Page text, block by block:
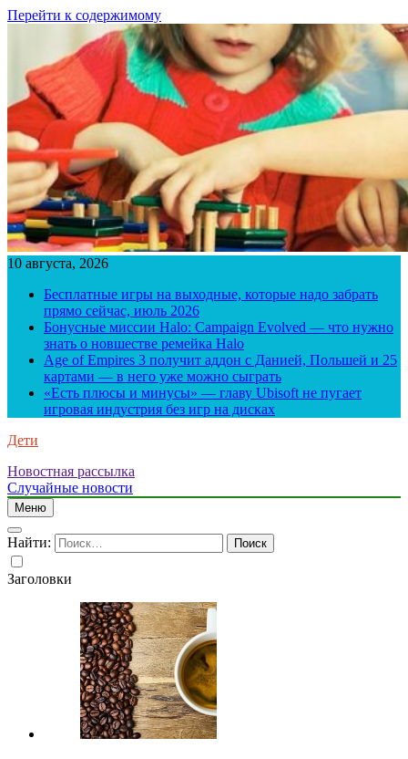
Перейти к содержимому
10 августа, 2026
Бесплатные игры на выходные, которые надо забрать
прямо сейчас, июль 2026
Бонусные миссии Halo: Campaign Evolved — что нужно
знать о новшестве ремейка Halo
Age of Empires 3 получит аддон с Данией, Польшей и 25
картами — в него уже можно сыграть
«Есть плюсы и минусы» — главу Ubisoft не пугает
игровая индустрия без игр на дисках
Дети
Новостная рассылка
Случайные новости
Меню
Найти:
Заголовки